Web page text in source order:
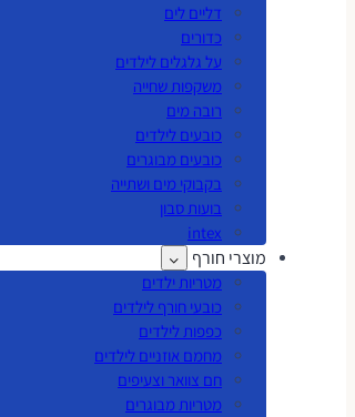
דליים לים
כדורים
על גלגלים לילדים
משקפות שחייה
רובה מים
כובעים לילדים
כובעים מבוגרים
בקבוקי מים ושתייה
בועות סבון
intex
מוצרי חורף
מטריות ילדים
כובעי חורף לילדים
כפפות לילדים
מחמם אוזניים לילדים
חם צוואר וצעיפים
מטריות מבוגרים